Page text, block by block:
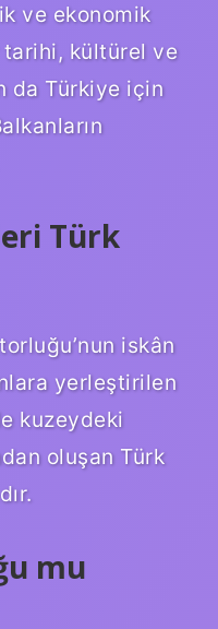
ve ekonomik
tarihi, kültürel ve
da Türkiye için
Türk
iskân
yerleştirilen
kuzeydeki
oluşan Türk
mu